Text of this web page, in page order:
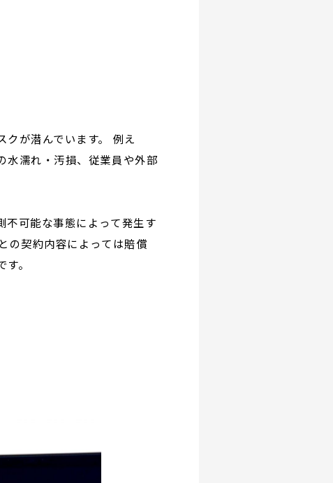
が潜んでいます。 例え
水濡れ・汚損、従業員や外部
不可能な事態によって発生す
の契約内容によっては賠償
。